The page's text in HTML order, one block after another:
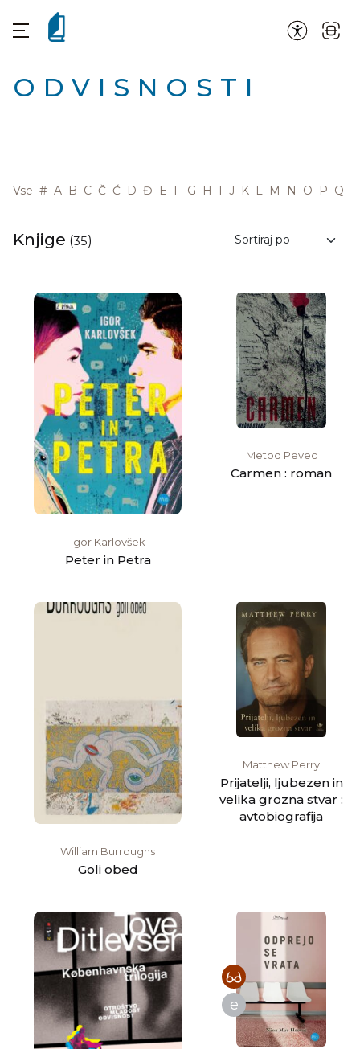
ODVISNOSTI
Vse # A B C Č Ć D Đ E F G H I J K L M N O P Q
Knjige (35)
Igor Karlovšek
Peter in Petra
Metod Pevec
Carmen : roman
William Burroughs
Goli obed
Matthew Perry
Prijatelji, ljubezen in
velika grozna stvar :
avtobiografija
e